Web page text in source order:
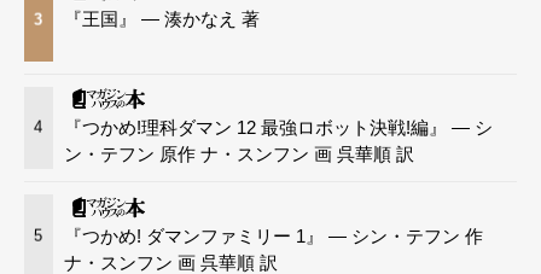
3 『王国』 — 湊かなえ 著
4
『つかめ!理科ダマン 12 最強ロボット決戦!編』 — シ
ン・テフン 原作 ナ・スンフン 画 呉華順 訳
5
『つかめ! ダマンファミリー 1』 — シン・テフン 作
ナ・スンフン 画 呉華順 訳